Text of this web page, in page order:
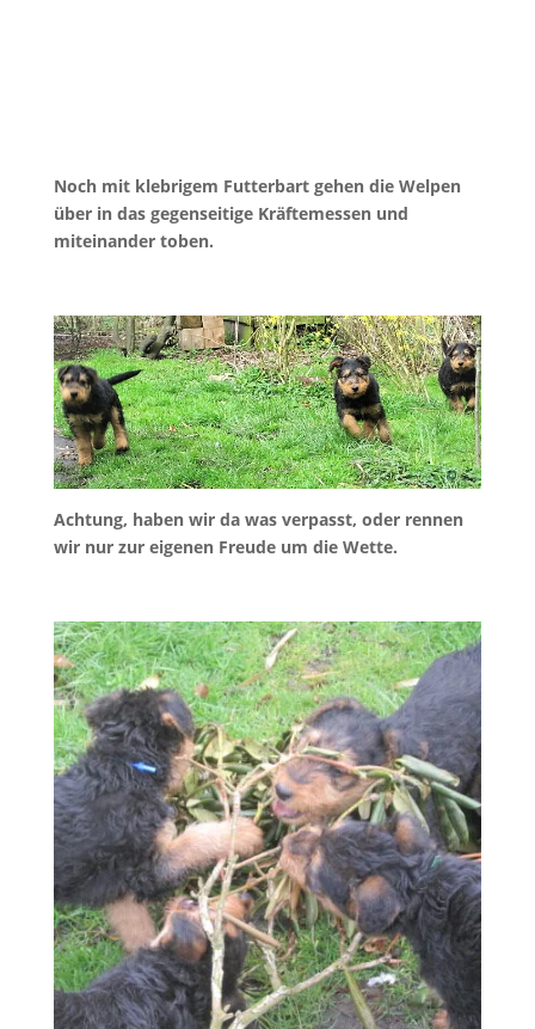
Noch mit klebrigem Futterbart gehen die Welpen
über in das gegenseitige Kräftemessen und
miteinander toben.
Achtung, haben wir da was verpasst, oder rennen
wir nur zur eigenen Freude um die Wette.